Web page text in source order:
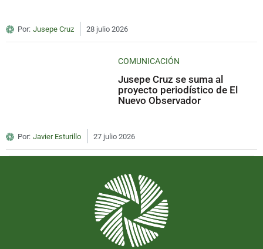
Por: Jusepe Cruz 28 julio 2026
COMUNICACIÓN
Jusepe Cruz se suma al
proyecto periodístico de El
Nuevo Observador
Por: Javier Esturillo 27 julio 2026